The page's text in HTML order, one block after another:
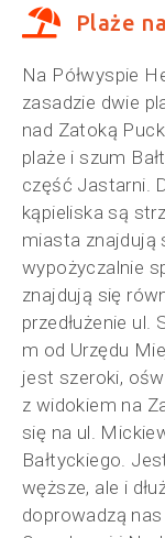
Plaże
Na Półwyspie
zasadzie dwie
nad Zatoką
plaże i szum
część Jastarni.
kąpieliska są
miasta znajdują
wypożyczalnie
znajdują się
przedłużenie ul.
m od Urzędu
jest szeroki,
z widokiem na
się na ul.
Bałtyckiego.
węższe, ale i
doprowadzą